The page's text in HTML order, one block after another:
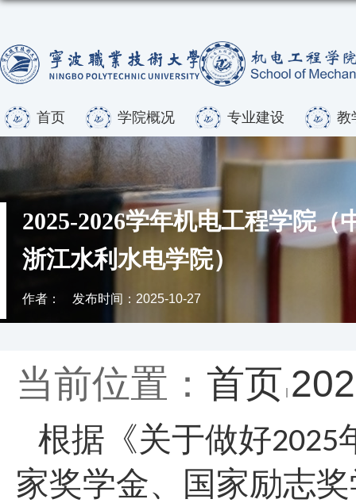
首页 学院概况 专业建设 教
2025-2026学年机电工程学院
浙江水利水电学院）
作者： 发布时间：2025-10-27
当前位置： 首页
根据《关于做好2025
家奖学金、国家励志